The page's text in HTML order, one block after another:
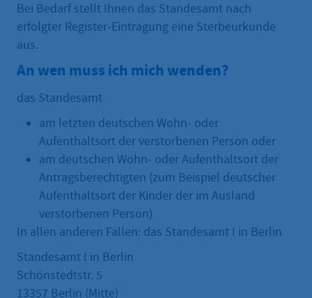
Bei Bedarf stellt Ihnen das Standesamt nach
erfolgter Register-Eintragung eine Sterbeurkunde
aus.
An wen muss ich mich wenden?
das Standesamt
am letzten deutschen Wohn- oder
Aufenthaltsort der verstorbenen Person oder
am deutschen Wohn- oder Aufenthaltsort der
Antragsberechtigten (zum Beispiel deutscher
Aufenthaltsort der Kinder der im Ausland
verstorbenen Person)
In allen anderen Fällen: das Standesamt I in Berlin
Standesamt I in Berlin
Schönstedtstr. 5
13357 Berlin (Mitte)